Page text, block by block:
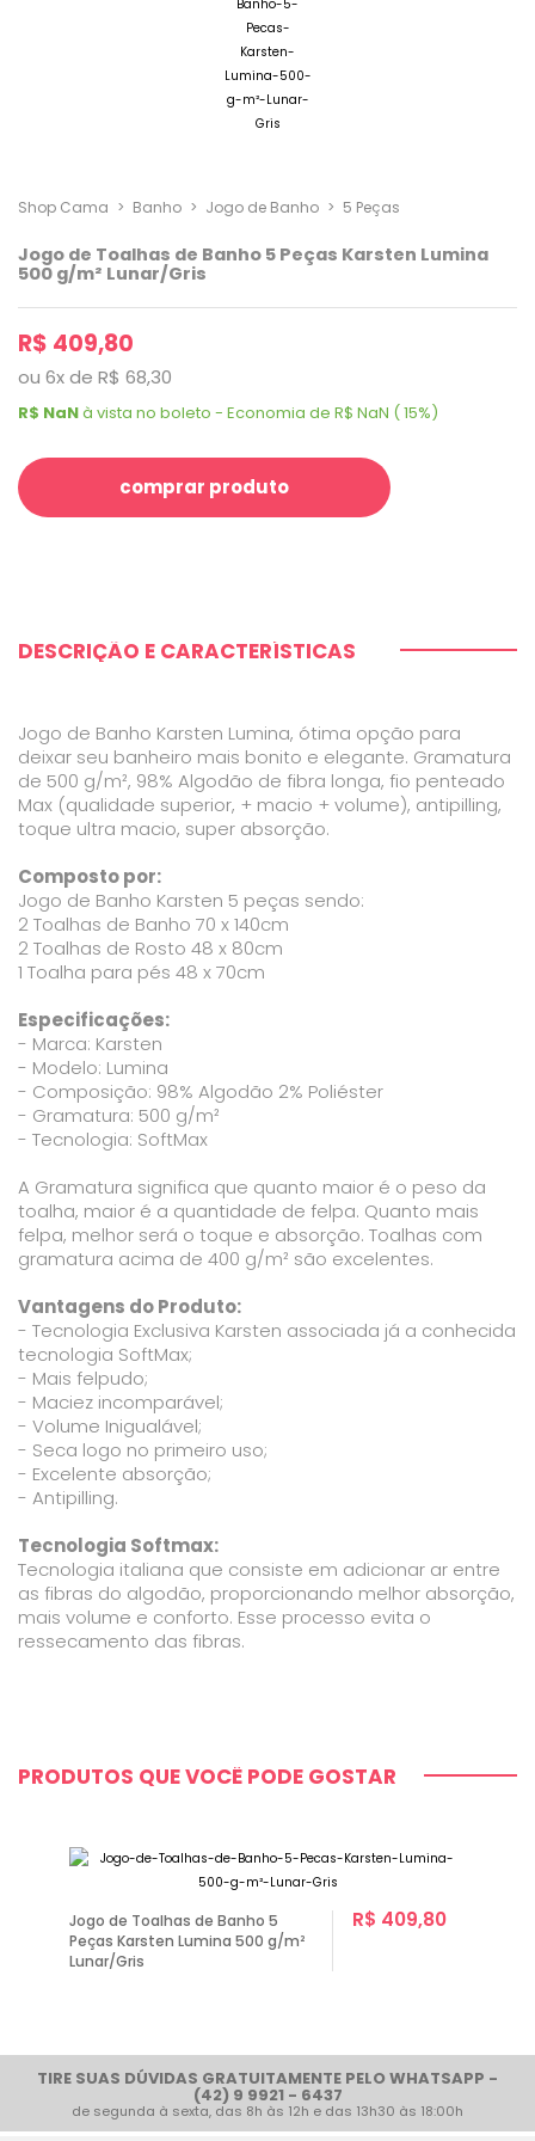
Shop Cama > Banho > Jogo de Banho > 5 Peças
Jogo de Toalhas de Banho 5 Peças Karsten Lumina
500 g/m² Lunar/Gris
R$ 409,80
ou 6xde R$ 68,30
R$ NaNà vista no boleto - Economia de R$ NaN ( 15%)
comprar produto
DESCRIÇÃO E CARACTERÍSTICAS
Jogo de Banho Karsten Lumina, ótima opção para
deixar seu banheiro mais bonito e elegante. Gramatura
de 500 g/m², 98% Algodão de fibra longa, fio penteado
Max (qualidade superior, + macio + volume), antipilling,
toque ultra macio, super absorção.
Composto por:
Jogo de Banho Karsten 5 peças sendo:
2 Toalhas de Banho 70 x 140cm
2 Toalhas de Rosto 48 x 80cm
1 Toalha para pés 48 x 70cm
Especificações:
- Marca: Karsten
- Modelo: Lumina
- Composição: 98% Algodão 2% Poliéster
- Gramatura: 500 g/m²
- Tecnologia: SoftMax
A Gramatura significa que quanto maior é o peso da
toalha, maior é a quantidade de felpa. Quanto mais
felpa, melhor será o toque e absorção. Toalhas com
gramatura acima de 400 g/m² são excelentes.
Vantagens do Produto:
- Tecnologia Exclusiva Karsten associada já a conhecida
tecnologia SoftMax;
- Mais felpudo;
- Maciez incomparável;
- Volume Inigualável;
- Seca logo no primeiro uso;
- Excelente absorção;
- Antipilling.
Tecnologia Softmax:
Tecnologia italiana que consiste em adicionar ar entre
as fibras do algodão, proporcionando melhor absorção,
mais volume e conforto. Esse processo evita o
ressecamento das fibras.
PRODUTOS QUE VOCÊ PODE GOSTAR
Jogo de Toalhas de Banho 5
Peças Karsten Lumina 500 g/m²
Lunar/Gris
R$ 409,80
TIRE SUAS DÚVIDAS GRATUITAMENTE PELO WHATSAPP -
(42) 9 9921 - 6437
de segunda à sexta, das 8h às 12h e das 13h30 às 18:00h